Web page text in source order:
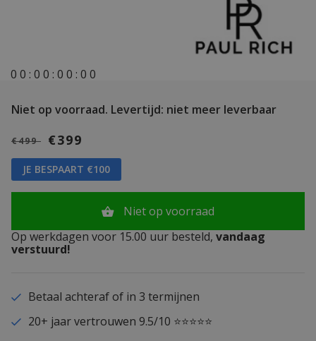
0 0 : 0 0 : 0 0 : 0 0
Niet op voorraad. Levertijd: niet meer leverbaar
€499 €399
JE BESPAART €100
Niet op voorraad
Op werkdagen voor 15.00 uur besteld, vandaag
verstuurd!
Betaal achteraf of in 3 termijnen
20+ jaar vertrouwen 9.5/10 ⭐⭐⭐⭐⭐